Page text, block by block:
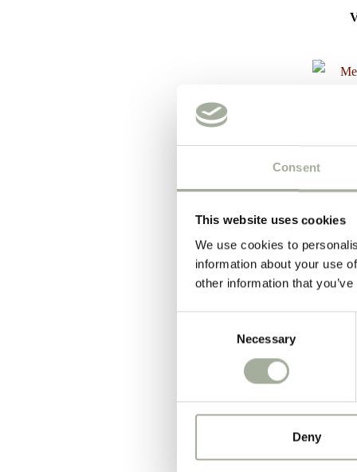
Consent
This website uses cookies
We use cookies to
information about your use
other information that
Necessary
Deny
Mesh